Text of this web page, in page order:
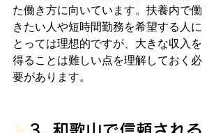
た働き方に向いています。扶養内で働
きたい人や短時間勤務を希望する人に
とっては理想的ですが、大きな収入を
得ることは難しい点を理解しておく必
要があります。